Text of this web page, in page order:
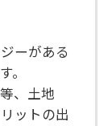
ーがある
。
、土地
ットの出